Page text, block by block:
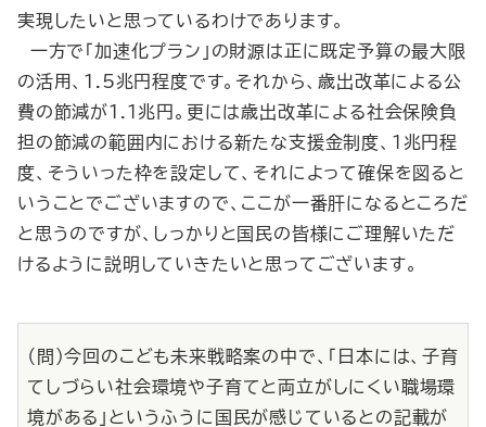
実現したいと思っているわけであります。
一方で「加速化プラン」の財源は正に既定予算の最大限
の活用、1.5兆円程度です。それから、歳出改革による公
費の節減が1.1兆円。更には歳出改革による社会保険負
担の節減の範囲内における新たな支援金制度、１兆円程
度、そういった枠を設定して、それによって確保を図ると
いうことでございますので、ここが一番肝になるところだ
と思うのですが、しっかりと国民の皆様にご理解いただ
けるように説明していきたいと思ってございます。
（問）今回のこども未来戦略案の中で、「日本には、子育
てしづらい社会環境や子育てと両立がしにくい職場環
境がある」というふうに国民が感じているとの記載が